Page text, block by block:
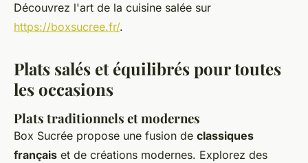
Découvrez l'art de la cuisine salée sur
https://boxsucree.fr/.
Plats salés et équilibrés pour toutes
les occasions
Plats traditionnels et modernes
Box Sucrée propose une fusion de classiques
français et de créations modernes. Explorez des